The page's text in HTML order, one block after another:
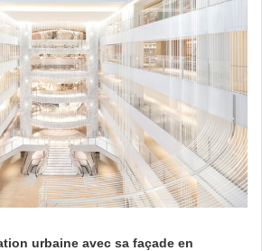
urbaine avec sa façade en